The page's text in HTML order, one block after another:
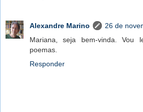
Alexandre Marino
26 de
Mariana, seja bem-vinda. Vou
poemas.
Responder